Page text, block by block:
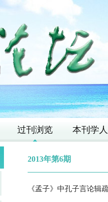
过刊浏览 本刊学人
2013年第6期
《孟子》中孔子言论辑